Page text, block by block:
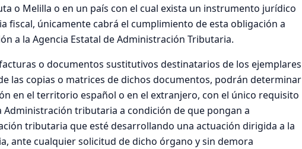
o Melilla o en un país con el cual exista un instrumento jurídico
fiscal, únicamente cabrá el cumplimiento de esta obligación a
a la Agencia Estatal de Administración Tributaria.
o documentos sustitutivos destinatarios de los ejemplares
las copias o matrices de dichos documentos, podrán determinar
en el territorio español o en el extranjero, con el único requisito
tributaria a condición de que pongan a
tributaria que esté desarrollando una actuación dirigida a la
ante cualquier solicitud de dicho órgano y sin demora